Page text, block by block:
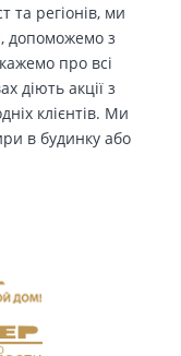
та регіонів, ми
допоможемо з
про всі
діють акції з
клієнтів. Ми
в будинку або